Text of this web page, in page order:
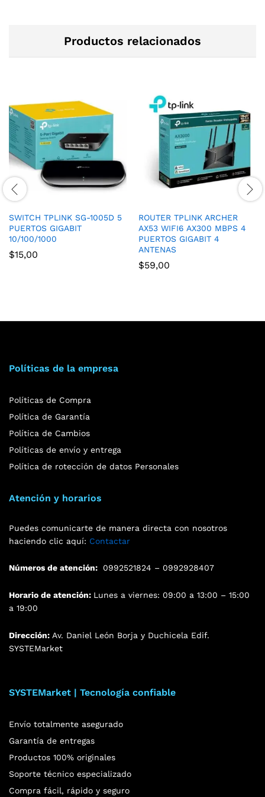
Productos relacionados
SWITCH TPLINK SG-1005D 5
PUERTOS GIGABIT
10/100/1000
$15,00
ROUTER TPLINK ARCHER
AX53 WIFI6 AX300 MBPS 4
PUERTOS GIGABIT 4
ANTENAS
$59,00
Políticas de la empresa
Políticas de Compra
Política de Garantía
Política de Cambios
Políticas de envío y entrega
Política de rotección de datos Personales
Atención y horarios
Puedes comunicarte de manera directa con nosotros
haciendo clic aquí: Contactar
Números de atención: 0992521824 – 0992928407
Horario de atención: Lunes a viernes: 09:00 a 13:00 – 15:00
a 19:00
Dirección: Av. Daniel León Borja y Duchicela Edif.
SYSTEMarket
SYSTEMarket | Tecnología confiable
Envío totalmente asegurado
Garantía de entregas
Productos 100% originales
Soporte técnico especializado
Compra fácil, rápido y seguro